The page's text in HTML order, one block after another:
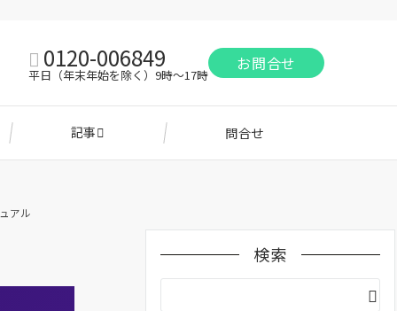
0120-006849
平日（年末年始を除く）9時～17時
お問合せ
記事 問合せ
アル
検索